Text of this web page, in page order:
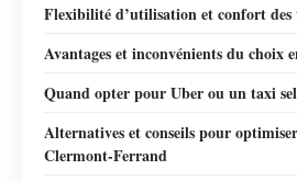
Flexibilité d’utilisation et confort des
Avantages et inconvénients du choix
Quand opter pour Uber ou un taxi
Alternatives et conseils pour
Clermont-Ferrand